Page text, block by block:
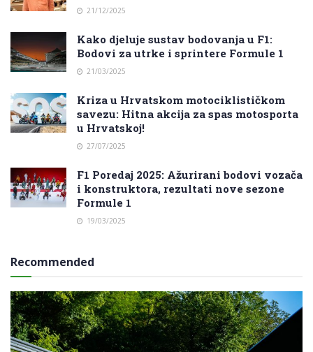
21/12/2025
Kako djeluje sustav bodovanja u F1:
Bodovi za utrke i sprintere Formule 1
21/03/2025
Kriza u Hrvatskom motociklističkom
savezu: Hitna akcija za spas motosporta
u Hrvatskoj!
27/07/2025
F1 Poredaj 2025: Ažurirani bodovi vozača
i konstruktora, rezultati nove sezone
Formule 1
19/03/2025
Recommended